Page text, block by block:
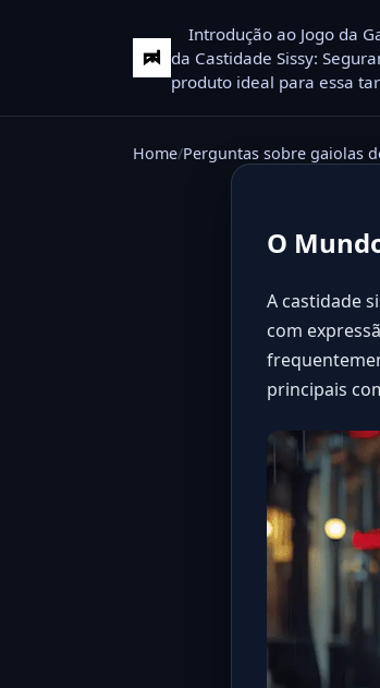
Introdução ao Jogo da
da Castidade Sissy:
produto ideal para essa
Home Perguntas sobre gaiolas
O
A castidade
com
principais